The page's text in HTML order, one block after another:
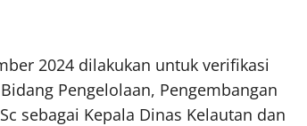
2024 dilakukan untuk verifikasi
Pengelolaan, Pengembangan
sebagai Kepala Dinas Kelautan dan